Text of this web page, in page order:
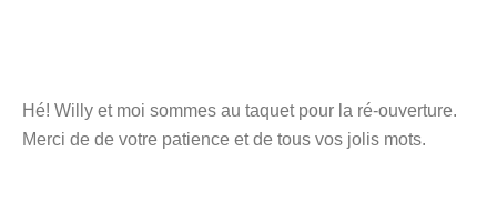
Nouveaux produits Les accessoires A table! Tous en cuisine
Hé! Willy et moi sommes au taquet pour la ré-ouverture.
Merci de de votre patience et de tous vos jolis mots.